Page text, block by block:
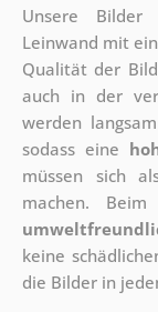
Unsere Bilder
Leinwand mit
Qualität der
auch in der
werden
sodass eine
müssen sich
machen.
keine
die Bilder in